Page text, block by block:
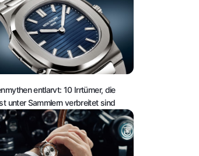
entlarvt: 10 Irrtümer, die
unter Sammlern verbreitet sind